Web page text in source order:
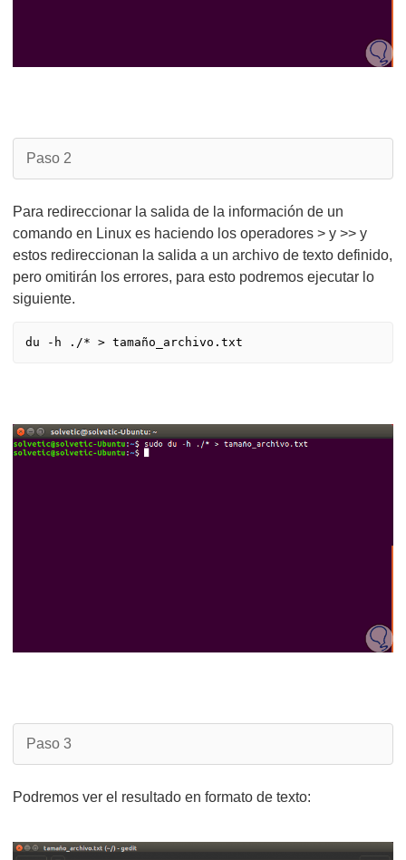
Paso 2
Para redireccionar la salida de la información de un
comando en Linux es haciendo los operadores > y >> y
estos redireccionan la salida a un archivo de texto definido,
pero omitirán los errores, para esto podremos ejecutar lo
siguiente.
Paso 3
Podremos ver el resultado en formato de texto: